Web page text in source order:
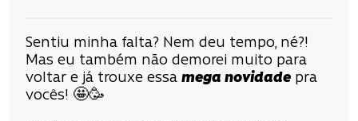
Sentiu minha falta? Nem deu tempo, né?!
Mas eu também não demorei muito para
voltar e já trouxe essa mega novidade pra
vocês! 🤩🥳